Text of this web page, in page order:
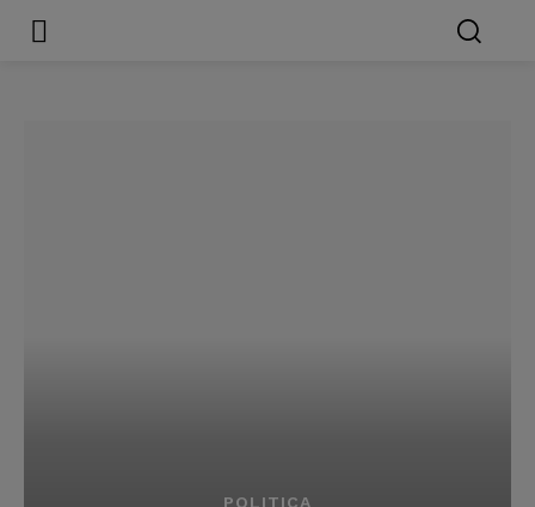
POLITICA